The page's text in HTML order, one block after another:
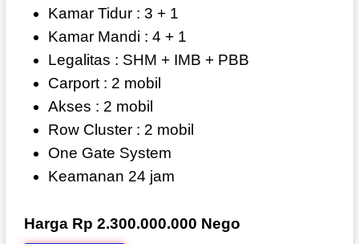
Kamar Tidur : 3 + 1
Kamar Mandi : 4 + 1
Legalitas : SHM + IMB + PBB
Carport : 2 mobil
Akses : 2 mobil
Row Cluster : 2 mobil
One Gate System
Keamanan 24 jam
Harga Rp 2.300.000.000 Nego